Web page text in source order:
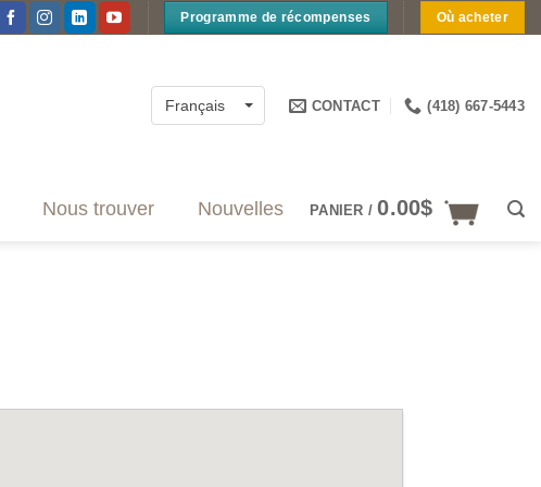
Programme de récompenses Où acheter
Français CONTACT (418) 667-5443
Nous trouver Nouvelles PANIER /0.00$